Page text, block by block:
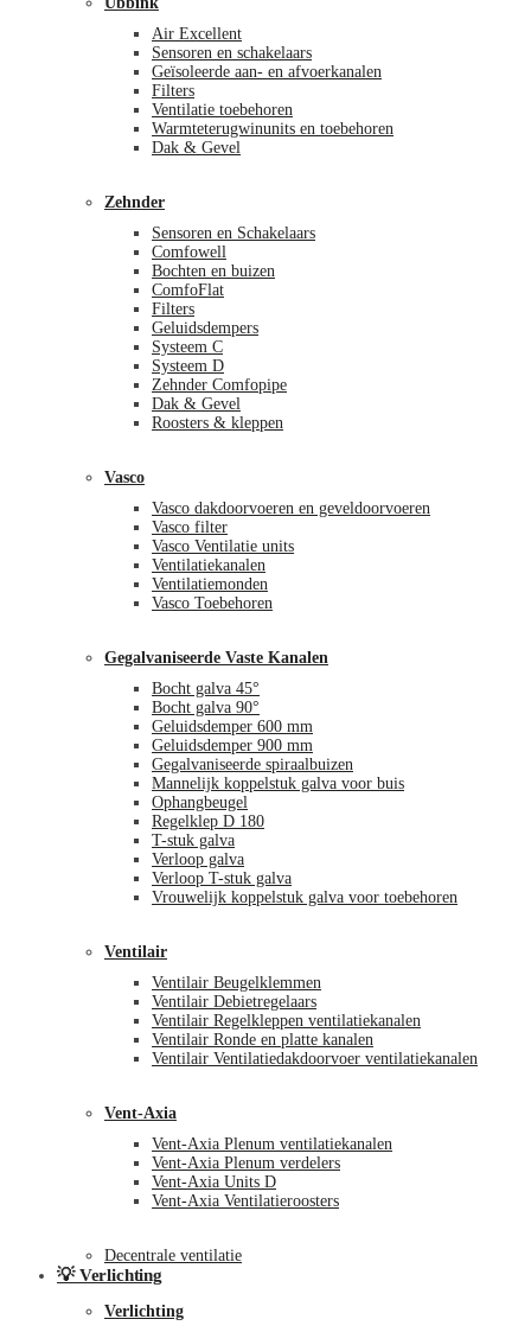
Air Excellent
Sensoren en schakelaars
Geïsoleerde aan- en afvoerkanalen
Filters
Ventilatie toebehoren
Warmteterugwinunits en toebehoren
Dak & Gevel
Zehnder
Sensoren en Schakelaars
Comfowell
Bochten en buizen
ComfoFlat
Filters
Geluidsdempers
Systeem C
Systeem D
Zehnder Comfopipe
Dak & Gevel
Roosters & kleppen
Vasco
Vasco dakdoorvoeren en geveldoorvoeren
Vasco filter
Vasco Ventilatie units
Ventilatiekanalen
Ventilatiemonden
Vasco Toebehoren
Gegalvaniseerde Vaste Kanalen
Bocht galva 45°
Bocht galva 90°
Geluidsdemper 600 mm
Geluidsdemper 900 mm
Gegalvaniseerde spiraalbuizen
Mannelijk koppelstuk galva voor buis
Ophangbeugel
Regelklep D 180
T-stuk galva
Verloop galva
Verloop T-stuk galva
Vrouwelijk koppelstuk galva voor toebehoren
Ventilair
Ventilair Beugelklemmen
Ventilair Debietregelaars
Ventilair Regelkleppen ventilatiekanalen
Ventilair Ronde en platte kanalen
Ventilair Ventilatiedakdoorvoer ventilatiekanalen
Vent-Axia
Vent-Axia Plenum ventilatiekanalen
Vent-Axia Plenum verdelers
Vent-Axia Units D
Vent-Axia Ventilatieroosters
Decentrale ventilatie
💡 Verlichting
Verlichting